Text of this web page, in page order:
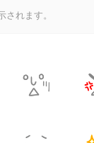
れます。